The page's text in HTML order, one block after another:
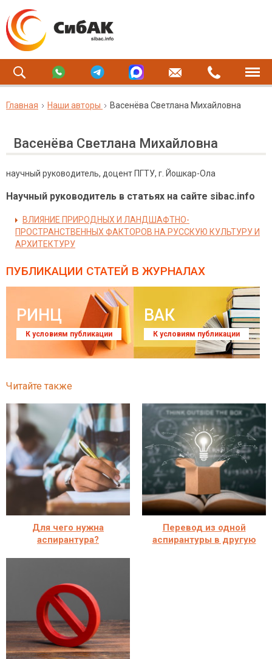
Главная Наши авторы Васенёва Светлана Михайловна
Васенёва Светлана Михайловна
научный руководитель, доцент ПГТУ, г. Йошкар-Ола
Научный руководитель в статьях на сайте sibac.info
ВЛИЯНИЕ ПРИРОДНЫХ И ЛАНДШАФТНО-
ПРОСТРАНСТВЕННЫХ ФАКТОРОВ НА РУССКУЮ КУЛЬТУРУ И
АРХИТЕКТУРУ
ПУБЛИКАЦИИ СТАТЕЙ В ЖУРНАЛАХ
РИНЦ
К условиям публикации
ВАК
К условиям публикации
Читайте также
Для чего нужна
аспирантура?
Перевод из одной
аспирантуры в другую